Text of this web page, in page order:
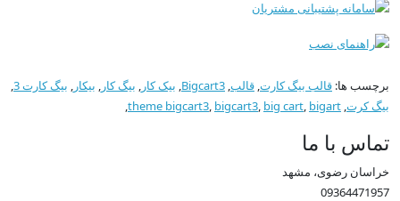
برچسب ها: قالب بیگ کارت, قالب,
Bigcart3
, بیک کار , بیگ کار , بیکار , بیگ کارت 3 ,
بیگ کرت,
theme bigcart3, bigcart3, big cart, bigart
,
تماس با ما
خراسان رضوی، مشهد
09364471957